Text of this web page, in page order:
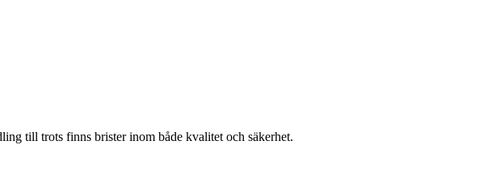
till trots finns brister inom både kvalitet och säkerhet.